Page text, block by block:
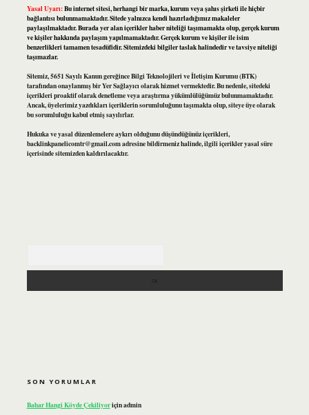
Yasal Uyarı:Bu internet sitesi, herhangi bir marka, kurum veya şahıs şirketi ile hiçbir
bağlantısı bulunmamaktadır. Sitede yalnızca kendi hazırladığımız makaleler
paylaşılmaktadır. Burada yer alan içerikler haber niteliği taşımamakta olup, gerçek kurum
ve kişiler hakkında paylaşım yapılmamaktadır. Gerçek kurum ve kişiler ile isim
benzerlikleri tamamen tesadüfidir. Sitemizdeki bilgiler taslak halindedir ve tavsiye niteliği
taşımazlar.
Sitemiz, 5651 Sayılı Kanun gereğince Bilgi Teknolojileri ve İletişim Kurumu (BTK)
tarafından onaylanmış bir Yer Sağlayıcı olarak hizmet vermektedir. Bu nedenle, sitedeki
içerikleri proaktif olarak denetleme veya araştırma yükümlülüğümüz bulunmamaktadır.
Ancak, üyelerimiz yazdıkları içeriklerin sorumluluğunu taşımakta olup, siteye üye olarak
bu sorumluluğu kabul etmiş sayılırlar.
Hukuka ve yasal düzenlemelere aykırı olduğunu düşündüğünüz içerikleri,
backlinkpanelicomtr@gmail.comadresine bildirmeniz halinde, ilgili içerikler yasal süre
içerisinde sitemizden kaldırılacaktır.
SON YORUMLAR
Bahar Hangi Köyde Çekiliyoriçinadmin